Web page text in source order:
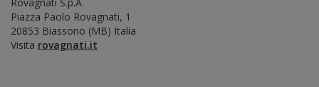
Rovagnati S.p.A.
Piazza Paolo Rovagnati, 1
20853 Biassono (MB) Italia
​Visita rovagnati.it